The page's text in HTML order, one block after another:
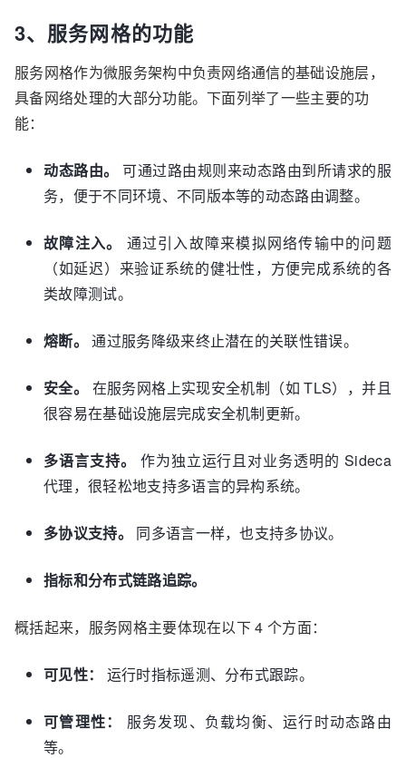
3、服务网格的功能
服务网格作为微服务架构中负责网络通信的基础设施层，
具备网络处理的大部分功能。下面列举了一些主要的功
能：
动态路由。
可通过路由规则来动态路由到所请求的服
务，便于不同环境、不同版本等的动态路由调整。
故障注入。
通过引入故障来模拟网络传输中的问题
（如延迟）来验证系统的健壮性，方便完成系统的各
类故障测试。
熔断。 通过服务降级来终止潜在的关联性错误。
安全。
在服务网格上实现安全机制（如 TLS），并且
很容易在基础设施层完成安全机制更新。
多语言支持。
作为独立运行且对业务透明的 Sideca
代理，很轻松地支持多语言的异构系统。
多协议支持。 同多语言一样，也支持多协议。
指标和分布式链路追踪。
概括起来，服务网格主要体现在以下 4 个方面：
可见性： 运行时指标遥测、分布式跟踪。
可管理性：
服务发现、负载均衡、运行时动态路由
等。